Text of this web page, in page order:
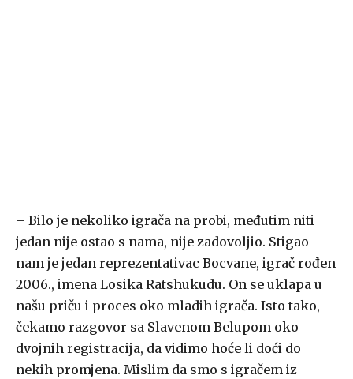
– Bilo je nekoliko igrača na probi, međutim niti
jedan nije ostao s nama, nije zadovoljio. Stigao
nam je jedan reprezentativac Bocvane, igrač rođen
2006., imena Losika Ratshukudu. On se uklapa u
našu priču i proces oko mladih igrača. Isto tako,
čekamo razgovor sa Slavenom Belupom oko
dvojnih registracija, da vidimo hoće li doći do
nekih promjena. Mislim da smo s igračem iz